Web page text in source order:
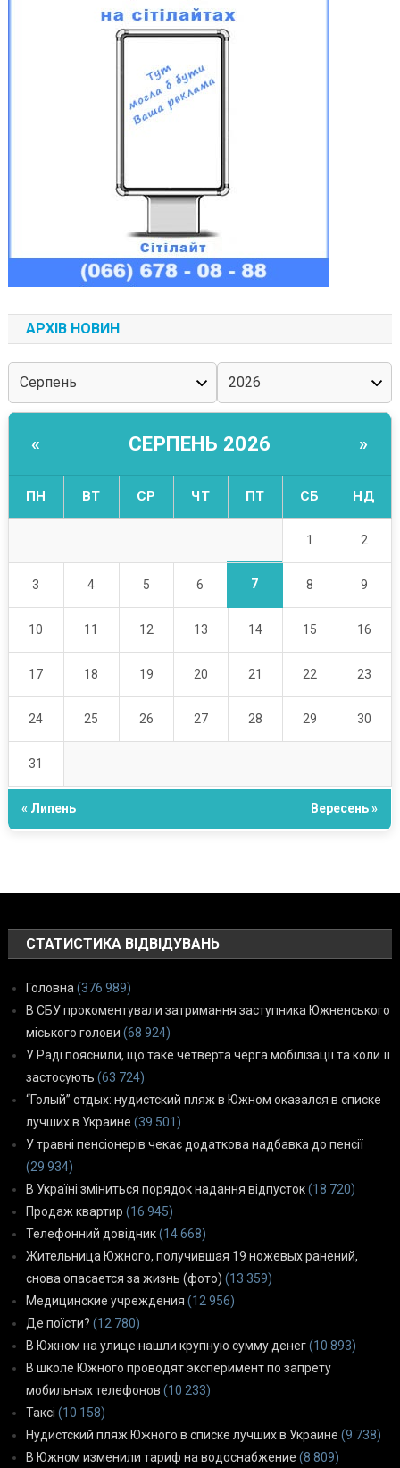
АРХІВ НОВИН
« СЕРПЕНЬ 2026 »
ПН ВТ СР ЧТ ПТ СБ НД
1 2
3 4 5 6 7 8 9
10 11 12 13 14 15 16
17 18 19 20 21 22 23
24 25 26 27 28 29 30
31
« Липень Вересень »
СТАТИСТИКА ВІДВІДУВАНЬ
Головна (376 989)
В СБУ прокоментували затримання заступника Южненського
міського голови (68 924)
У Раді пояснили, що таке четверта черга мобілізації та коли її
застосують (63 724)
“Голый” отдых: нудистский пляж в Южном оказался в списке
лучших в Украине (39 501)
У травні пенсіонерів чекає додаткова надбавка до пенсії
(29 934)
В Україні зміниться порядок надання відпусток(18 720)
Продаж квартир (16 945)
Телефонний довідник(14 668)
Жительница Южного, получившая 19 ножевых ранений,
снова опасается за жизнь (фото) (13 359)
Медицинские учреждения (12 956)
Де поїсти? (12 780)
В Южном на улице нашли крупную сумму денег(10 893)
В школе Южного проводят эксперимент по запрету
мобильных телефонов (10 233)
Таксі (10 158)
Нудистский пляж Южного в списке лучших в Украине (9 738)
В Южном изменили тариф на водоснабжение (8 809)